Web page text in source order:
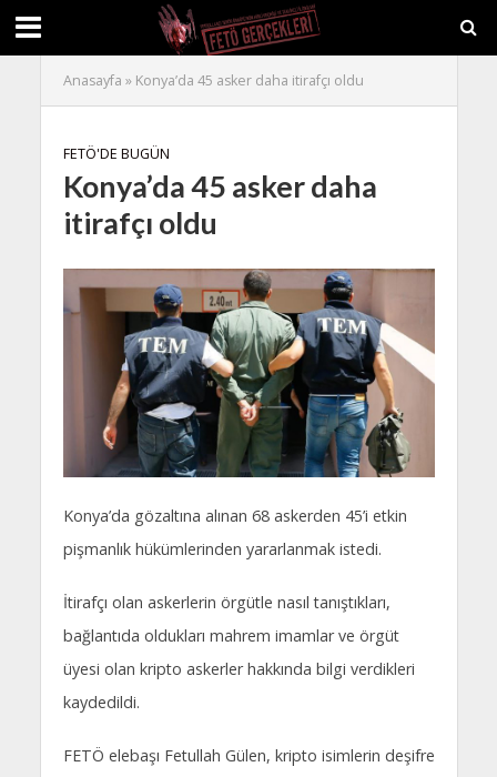
Anasayfa » Konya’da 45 asker daha itirafçı oldu
FETÖ'DE BUGÜN
Konya’da 45 asker daha
itirafçı oldu
Konya’da gözaltına alınan 68 askerden 45’i etkin
pişmanlık hükümlerinden yararlanmak istedi.
İtirafçı olan askerlerin örgütle nasıl tanıştıkları,
bağlantıda oldukları mahrem imamlar ve örgüt
üyesi olan kripto askerler hakkında bilgi verdikleri
kaydedildi.
FETÖ elebaşı Fetullah Gülen, kripto isimlerin deşifre